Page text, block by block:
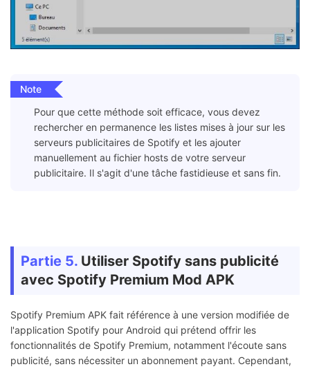
Note
Pour que cette méthode soit efficace, vous devez
rechercher en permanence les listes mises à jour sur les
serveurs publicitaires de Spotify et les ajouter
manuellement au fichier hosts de votre serveur
publicitaire. Il s'agit d'une tâche fastidieuse et sans fin.
Partie 5. Utiliser Spotify sans publicité
avec Spotify Premium Mod APK
Spotify Premium APK fait référence à une version modifiée de
l'application Spotify pour Android qui prétend offrir les
fonctionnalités de Spotify Premium, notamment l'écoute sans
publicité, sans nécessiter un abonnement payant. Cependant,